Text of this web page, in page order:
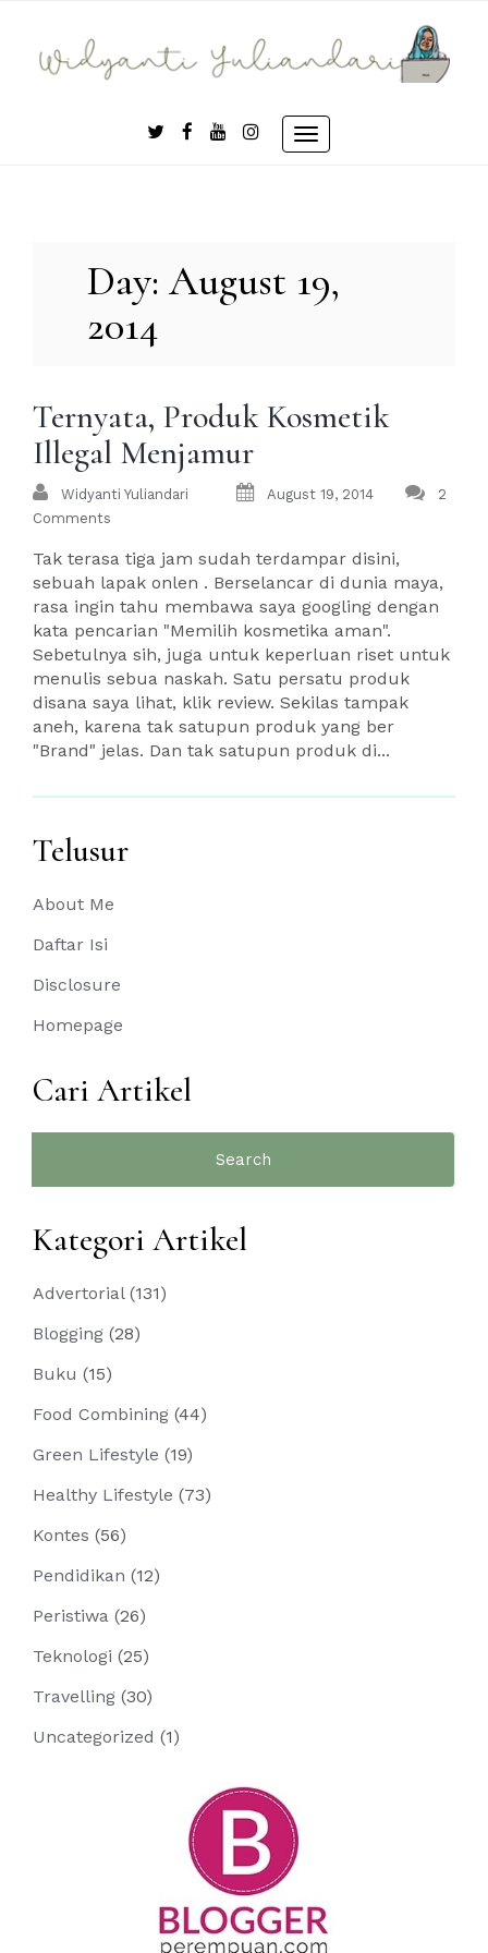
content
Toggle
Day:August 19,
2014
Ternyata, Produk Kosmetik
Illegal Menjamur
Widyanti Yuliandari August 19, 2014
2
Comments
Tak terasa tiga jam sudah terdampar disini,
sebuah lapak onlen . Berselancar di dunia maya,
rasa ingin tahu membawa saya googling dengan
kata pencarian "Memilih kosmetika aman".
Sebetulnya sih, juga untuk keperluan riset untuk
menulis sebua naskah. Satu persatu produk
disana saya lihat, klik review. Sekilas tampak
aneh, karena tak satupun produk yang ber
"Brand" jelas. Dan tak satupun produk di...
Telusur
About Me
Daftar Isi
Disclosure
Homepage
Cari Artikel
Kategori Artikel
Advertorial (131)
Blogging (28)
Buku (15)
Food Combining (44)
Green Lifestyle (19)
Healthy Lifestyle (73)
Kontes (56)
Pendidikan (12)
Peristiwa (26)
Teknologi (25)
Travelling (30)
Uncategorized (1)